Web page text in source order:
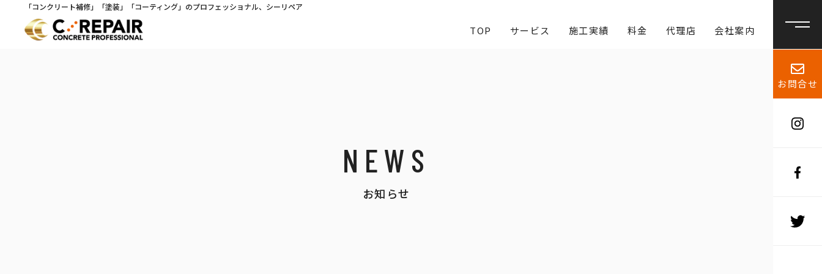
「コンクリート補修」「塗装」「コーティング」のプロフェッショナル、シーリペア
TOP サービス 施工実績 料金 代理店 会社案内
お問合せ
NEWS
お知らせ